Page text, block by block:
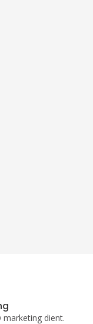
marketing dient.